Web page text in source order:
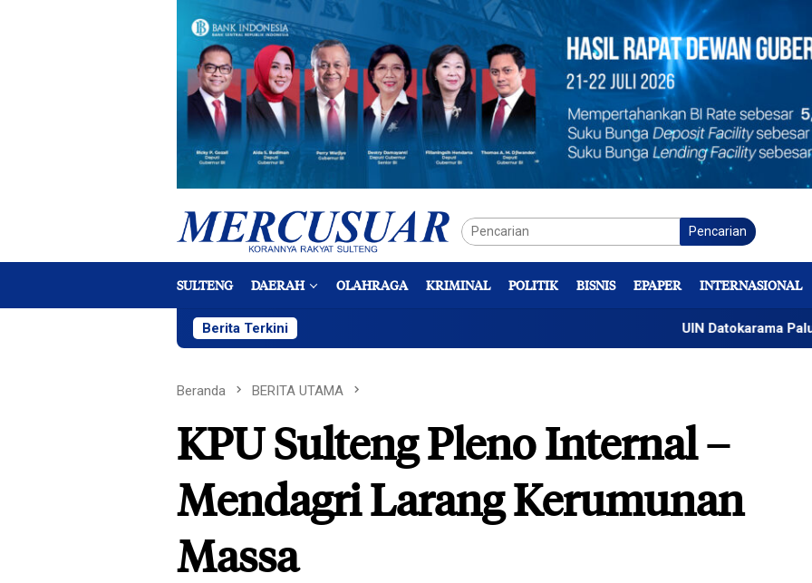
Pencarian
SULTENG DAERAH OLAHRAGA KRIMINAL POLITIK BISNIS EPAPER INTERNASIONAL
Berita Terkini UIN Datokarama Palu Terima
Beranda BERITA UTAMA
KPU Sulteng Pleno Internal –
Mendagri Larang Kerumunan
Massa